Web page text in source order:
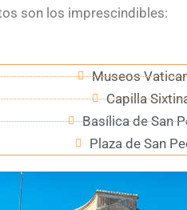
son los imprescindibles:
Museos
Capilla
Basílica de San
Plaza de San